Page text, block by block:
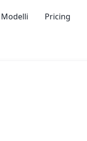
Modelli Pricing